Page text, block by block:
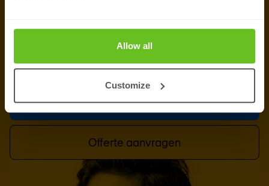
Allow all
Customize
anders dat doet. Neem contact op met ons team
om een simulatie van een vermeende inbreuk
voor jouw omgeving op te zetten.
Contact met expert
Offerte aanvragen